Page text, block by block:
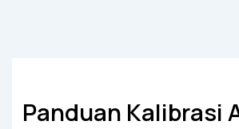
Panduan Kalibrasi